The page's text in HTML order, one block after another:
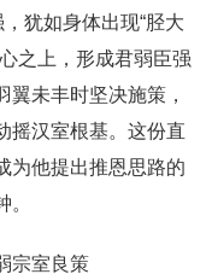
犹如身体出现“胫大
之上，形成君弱臣强
未丰时坚决施策，
摇汉室根基。这份直
为他提出推恩思路的
宗室良策